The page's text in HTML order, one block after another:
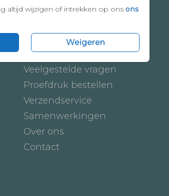
altijd wijzigen of intrekken op ons ons
Weigeren
Onze service
Hoe werkt het
Veelgestelde vragen
Proefdruk bestellen
Verzendservice
Samenwerkingen
Over ons
Contact